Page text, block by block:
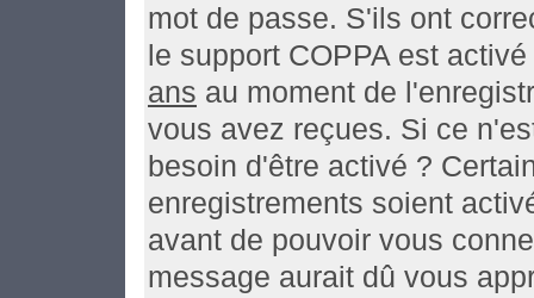
mot de passe. S'ils ont
le support COPPA est
ans au moment de
vous avez reçues. Si ce
besoin d'être activé ?
enregistrements soient
avant de pouvoir vous
message aurait dû vous